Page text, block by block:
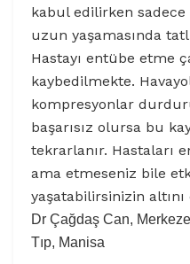
kabul edilirken sadece
uzun yaşamasında
Hastayı entübe etme
kaybedilmekte.
kompresyonlar
başarısız olursa bu
tekrarlanır. Hastaları
ama etmeseniz bile
yaşatabilirsinizin
Dr Çağdaş Can,
Tıp, Manisa